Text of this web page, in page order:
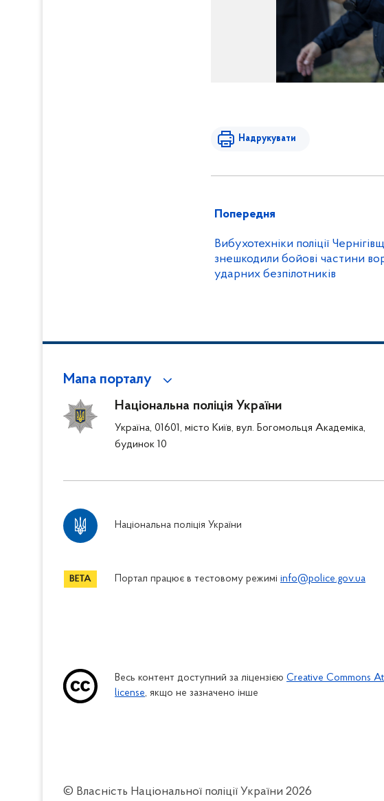
Надрукувати
Попередня
Вибухотехніки поліції
знешкодили бойові частини
ударних безпілотників
Мапа порталу
Національна поліція України
Україна, 01601, місто Київ, вул. Богомольця Академіка,
будинок 10
Національна поліція України
Портал працює в тестовому режимі info@police.gov.ua
Весь контент доступний за ліцензією Creative Commons
license, якщо не зазначено інше
© Власність Національної поліції України 2026